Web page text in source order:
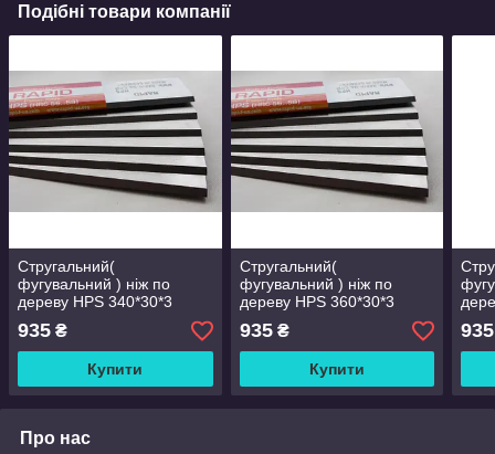
Подібні товари компанії
Стругальний(
фугувальний ) ніж по
дереву HPS 340*30*3
(340х30х3)
935 ₴
Купити
Стругальний(
фугувальний ) ніж по
дереву HPS 360*30*3
(360х30х3)
935₴
Купити
935
Про нас